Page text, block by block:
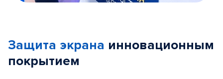
5
Защита экрана инновационным
покрытием